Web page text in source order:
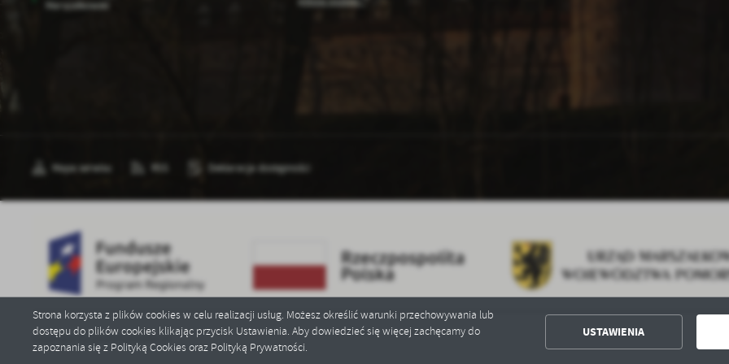
Strona korzysta z plików cookies w celu realizacji usług. Możesz określić warunki przechowywania lub
dostępu do plików cookies klikając przycisk Ustawienia. Aby dowiedzieć się więcej zachęcamy do
zapoznania się z Polityką Cookies oraz Polityką Prywatności.
USTAWIENIA
Marszałkowski
Mapa serwisu Deklaracja dostępności
Copyright by powiatbytowski.pl